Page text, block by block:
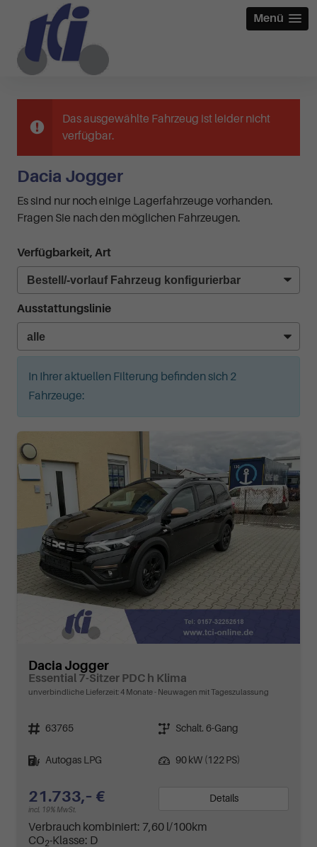
Menü
Das ausgewählte Fahrzeug ist leider nicht
verfügbar.
Dacia Jogger
Es sind nur noch einige Lagerfahrzeuge vorhanden.
Fragen Sie nach den möglichen Fahrzeugen.
Verfügbarkeit, Art
Ausstattungslinie
In Ihrer aktuellen Filterung befinden sich 2
Fahrzeuge:
Dacia Jogger
Essential 7-Sitzer PDC h Klima
unverbindliche Lieferzeit:4 Monate Neuwagen mit Tageszulassung
Fahrzeugnr.
63765
Getriebe
Schalt. 6-Gang
Autogas LPG 90 kW (122 PS)
21.733,– €
incl. 19% MwSt.
Details
Verbrauch kombiniert: 7,60 l/100km
CO2-Klasse: D